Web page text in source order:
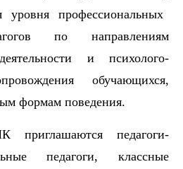
уровня профессиональных
по направлениям
и психолого-
обучающихся,
формам поведения.
педагоги-
педагоги, классные